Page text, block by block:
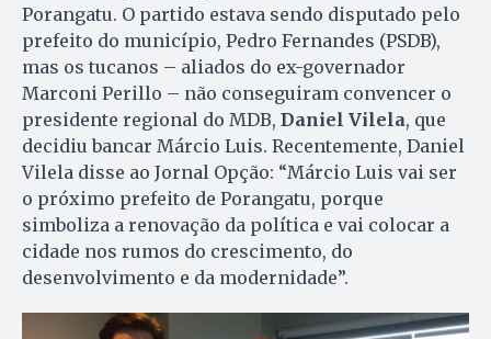
Porangatu. O partido estava sendo disputado pelo
prefeito do município, Pedro Fernandes (PSDB),
mas os tucanos – aliados do ex-governador
Marconi Perillo – não conseguiram convencer o
presidente regional do MDB, Daniel Vilela, que
decidiu bancar Márcio Luis. Recentemente, Daniel
Vilela disse ao Jornal Opção: “Márcio Luis vai ser
o próximo prefeito de Porangatu, porque
simboliza a renovação da política e vai colocar a
cidade nos rumos do crescimento, do
desenvolvimento e da modernidade”.